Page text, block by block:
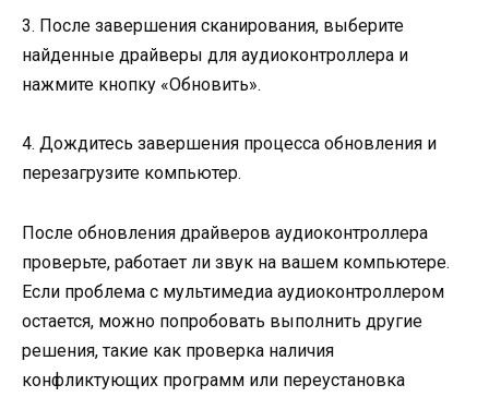
3. После завершения сканирования, выберите
найденные драйверы для аудиоконтроллера и
нажмите кнопку «Обновить».
4. Дождитесь завершения процесса обновления и
перезагрузите компьютер.
После обновления драйверов аудиоконтроллера
проверьте, работает ли звук на вашем компьютере.
Если проблема с мультимедиа аудиоконтроллером
остается, можно попробовать выполнить другие
решения, такие как проверка наличия
конфликтующих программ или переустановка